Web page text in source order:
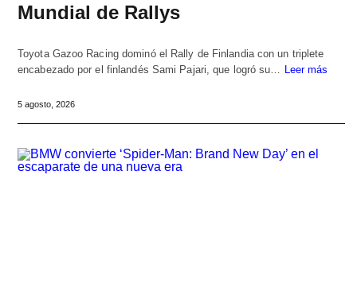
Mundial de Rallys
Toyota Gazoo Racing dominó el Rally de Finlandia con un triplete
encabezado por el finlandés Sami Pajari, que logró su… Leer más
5 agosto, 2026